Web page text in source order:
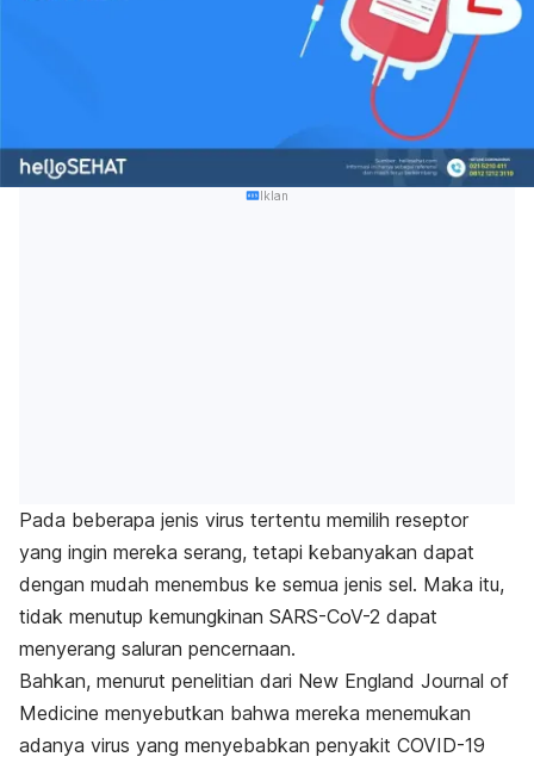
Iklan
Pada beberapa jenis virus tertentu memilih reseptor
yang ingin mereka serang, tetapi kebanyakan dapat
dengan mudah menembus ke semua jenis sel. Maka itu,
tidak menutup kemungkinan SARS-CoV-2 dapat
menyerang saluran pencernaan.
Bahkan, menurut penelitian dari New England Journal of
Medicine menyebutkan bahwa mereka menemukan
adanya virus yang menyebabkan penyakit COVID-19